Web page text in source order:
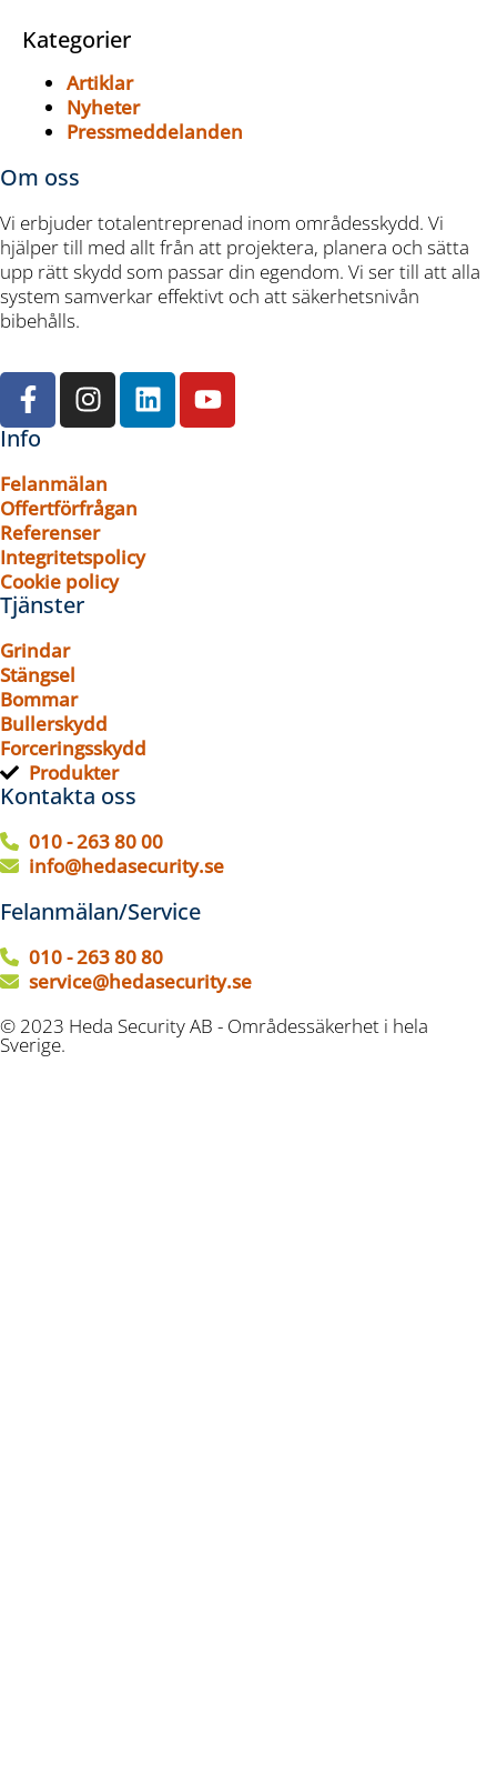
Kategorier
Artiklar
Nyheter
Pressmeddelanden
Om oss
Vi erbjuder totalentreprenad inom områdesskydd. Vi
hjälper till med allt från att projektera, planera och sätta
upp rätt skydd som passar din egendom. Vi ser till att alla
system samverkar effektivt och att säkerhetsnivån
bibehålls.
Info
Felanmälan
Offertförfrågan
Referenser
Integritetspolicy
Cookie policy
Tjänster
Grindar
Stängsel
Bommar
Bullerskydd
Forceringsskydd
Produkter
Kontakta oss
010 - 263 80 00
info@hedasecurity.se
Felanmälan/Service
010 - 263 80 80
service@hedasecurity.se
© 2023 Heda Security AB - Områdessäkerhet i hela
Sverige.